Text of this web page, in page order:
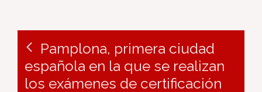
Pamplona, primera ciudad
española en la que se realizan
los exámenes de certificación